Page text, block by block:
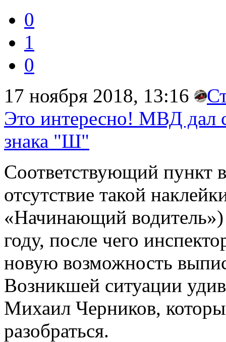
0
1
0
17 ноября 2018, 13:16
Это интересно! МВД дал
знака "Ш"
Соответствующий пункт
отсутствие такой
«Начинающий
году, после чего
новую возможность
Возникшей ситуации
Михаил Черников,
разобраться.